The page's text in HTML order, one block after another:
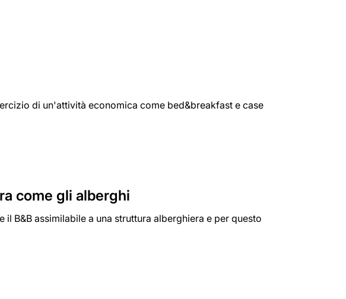
di un'attività economica come bed&breakfast e case
come gli alberghi
B&B assimilabile a una struttura alberghiera e per questo